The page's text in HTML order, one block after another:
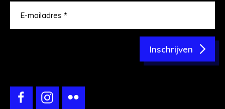
Inschrijven